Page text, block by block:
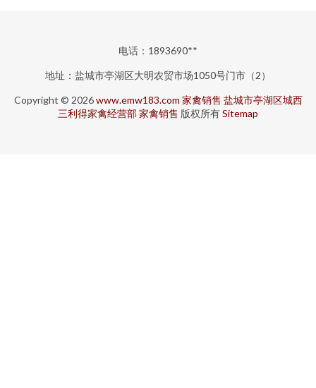
电话：1893690**
地址：盐城市亭湖区大明农贸市场1050号门市（2）
Copyright © 2026www.emw183.com 家禽销售 盐城市亭湖区城西
三利得家禽经营部家禽销售 版权所有Sitemap